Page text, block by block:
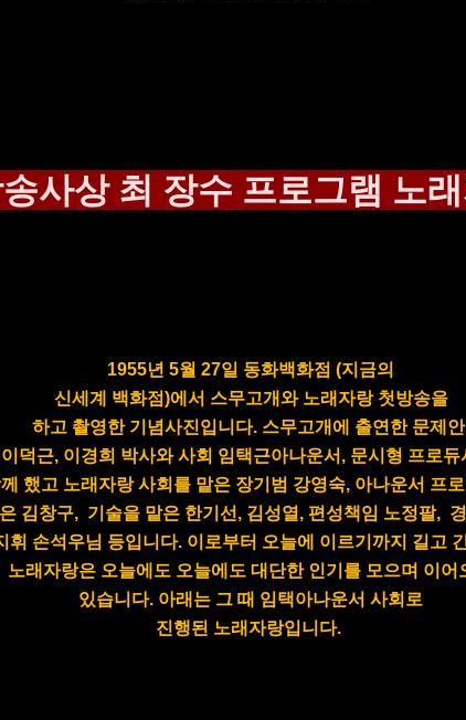
사상 최 장수 프로그램 노
1955년 5월 27일 동화백화점 (지금의
신세계 백화점)에서 스무고개와 노래자랑 첫방송을
하고 촬영한 기념사진입니다. 스무고개에 출연한 문제
이덕근, 이경희 박사와 사회 임택근아나운서, 문시형 프로듀
했고 노래자랑 사회를 맡은 장기범 강영숙, 아나운서 프
김창구, 기술을 맡은 한기선, 김성열, 편성책임 노정팔,
휘 손석우님 등입니다. 이로부터 오늘에 이르기까지 길고
노래자랑은 오늘에도 오늘에도 대단한 인기를 모으며 이어
있습니 다. 아래는 그 때 임택아나운서 사회로
진행된 노래자랑입니다.